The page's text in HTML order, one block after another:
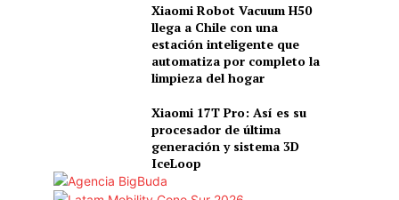
Xiaomi Robot Vacuum H50
llega a Chile con una
estación inteligente que
automatiza por completo la
limpieza del hogar
Xiaomi 17T Pro: Así es su
procesador de última
generación y sistema 3D
IceLoop